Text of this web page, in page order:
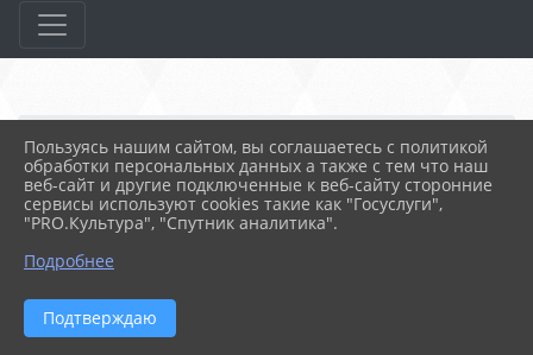
Главная МЕРОПРИЯТИЯ
Новости
Бинарный открытый урок...
25.04.2026 09:57
БИНАРНЫЙ ОТКРЫТЫЙ УРОК: АНГЛИЙСКИЙ +
Пользуясь нашим сайтом, вы соглашаетесь с политикой
обработки персональных данных а также с тем что наш
веб-сайт и другие подключенные к веб-сайту сторонние
сервисы используют cookies такие как "Госуслуги",
"PRO.Культура", "Спутник аналитика".
Подробнее
Подтверждаю